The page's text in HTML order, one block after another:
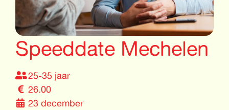
Speeddate Mechelen
25-35 jaar
26.00
23 december